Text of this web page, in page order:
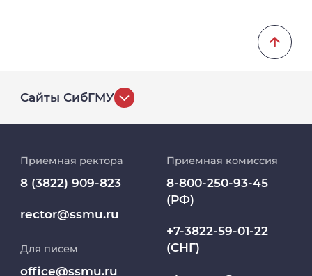
Сайты СибГМУ
Клиники
Работа и карьера в СибГМУ
Приемная ректора
8 (3822) 909-823
rector@ssmu.ru
Для писем
office@ssmu.ru
Приемная комиссия
8-800-250-93-45
(РФ)
+7-3822-59-01-22
(СНГ)